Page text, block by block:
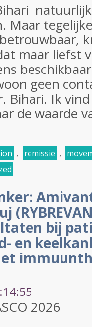
Maar
maar liefst
geen
Bihari. Ik
de waarde
, remissie ,
bij
en
2026